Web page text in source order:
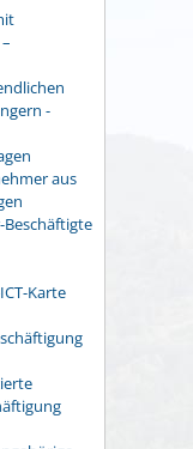
-
aus
Karte